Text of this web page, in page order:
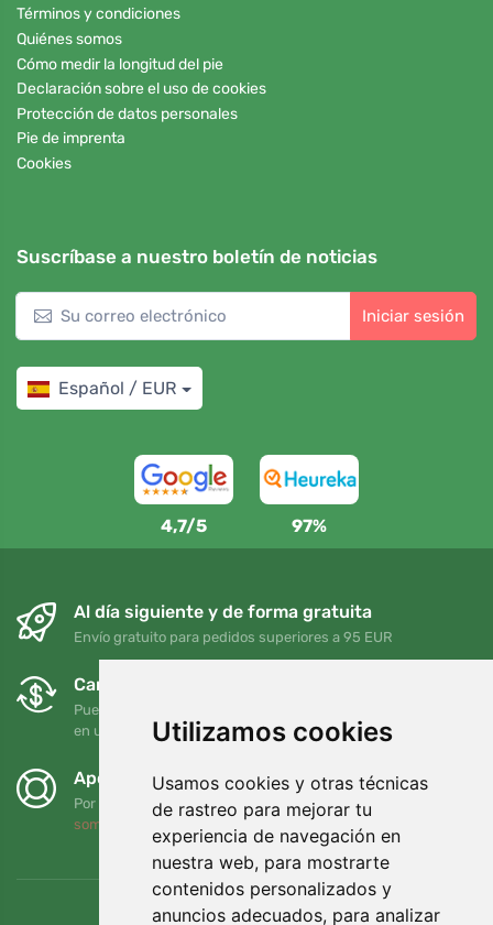
Utilizamos cookies
Usamos cookies y otras técnicas
de rastreo para mejorar tu
experiencia de navegación en
nuestra web, para mostrarte
contenidos personalizados y
anuncios adecuados, para analizar
Términos y condiciones
Quiénes somos
Cómo medir la longitud del pie
Declaración sobre el uso de cookies
Protección de datos personales
Pie de imprenta
Cookies
Suscríbase a nuestro boletín de noticias
Iniciar sesión
Español / EUR
4,7/5 97%
Al día siguiente y de forma gratuita
Envío gratuito para pedidos superiores a 95 EUR
Cambios y devoluciones gratuitos
Puede devolver o cambiar su pedido en cualquier momento
en un plazo de 90 días
Apoyamos a Trees.org
Por cada pedido plantamos un árbol. Leer más
somos